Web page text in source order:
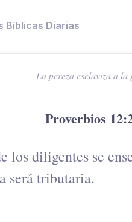
Bíblicas Diarias
La pereza esclaviza a la
Proverbios
los diligentes se
será tributaria.